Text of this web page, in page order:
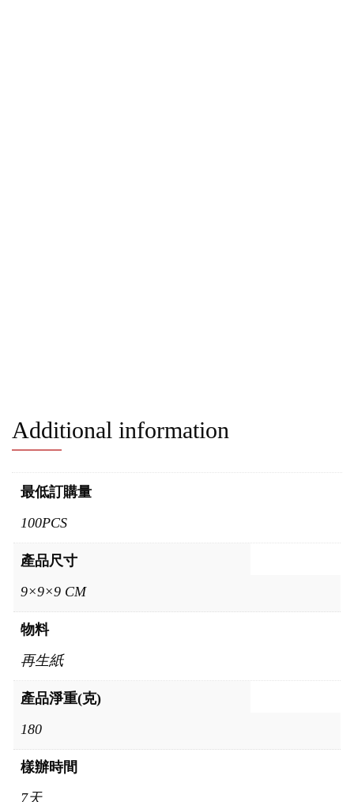
Additional information
最低訂購量
100PCS
產品尺寸
9×9×9 CM
物料
再生紙
產品淨重(克)
180
樣辦時間
7天